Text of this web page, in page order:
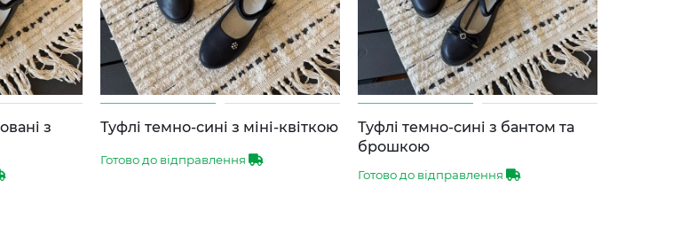
з
Туфлі темно-сині з міні-квіткою
Готово до відправлення
Туфлі темно-сині з бантом та
брошкою
Готово до відправлення